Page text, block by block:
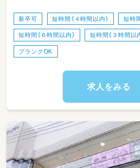
※就業場所の変更なし
新卒可 短時間（４時間以内） 短時
短時間（６時間以内） 短時間（３時間以
ブランクOK
求人をみる